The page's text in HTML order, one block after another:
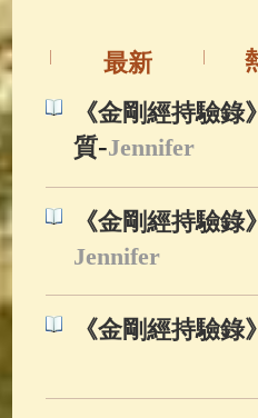
最新
《金剛經持驗
質-Jennifer
《金剛經持驗
Jennifer
《金剛經持驗